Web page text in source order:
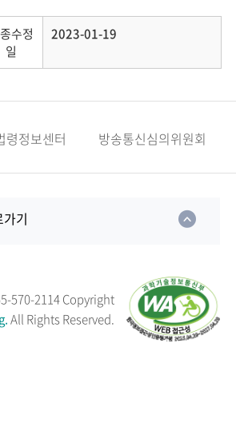
수정
일
2023-01-19
령정보센터 방송통신심의위원회
기
570-2114Copyright
All Rights Reserved.